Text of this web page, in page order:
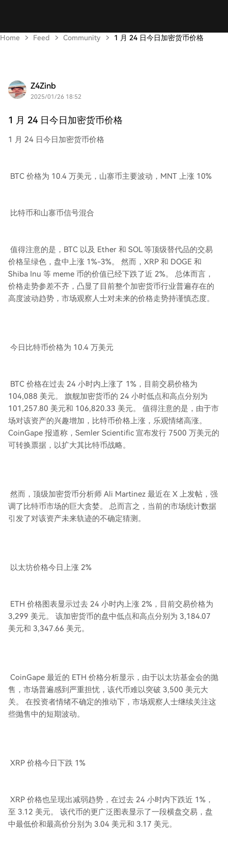
Home Feed Community 1 月 24 日今日加密货币价格
Z4Zinb
2025/01/26 18:52
1 月 24 日今日加密货币价格
1 月 24 日今日加密货币价格
BTC 价格为 10.4 万美元，山寨币主要波动，MNT 上涨 10%
比特币和山寨币信号混合
值得注意的是，BTC 以及 Ether 和 SOL 等顶级替代品的交易
价格呈绿色，盘中上涨 1%-3%。 然而，XRP 和 DOGE 和
Shiba Inu 等 meme 币的价值已经下跌了近 2%。 总体而言，
价格走势参差不齐，凸显了目前整个加密货币行业普遍存在的
高度波动趋势，市场观察人士对未来的价格走势持谨慎态度。
今日比特币价格为 10.4 万美元
BTC 价格在过去 24 小时内上涨了 1%，目前交易价格为
104,088 美元。 旗舰加密货币的 24 小时低点和高点分别为
101,257.80 美元和 106,820.33 美元。 值得注意的是，由于市
场对该资产的兴趣增加，比特币价格上涨，乐观情绪高涨。
CoinGape 报道称，Semler Scientific 宣布发行 7500 万美元的
可转换票据，以扩大其比特币战略。
然而，顶级加密货币分析师 Ali Martinez 最近在 X 上发帖，强
调了比特币市场的巨大贪婪。 总而言之，当前的市场统计数据
引发了对该资产未来轨迹的不确定猜测。
以太坊价格今日上涨 2%
ETH 价格图表显示过去 24 小时内上涨 2%，目前交易价格为
3,299 美元。 该加密货币的盘中低点和高点分别为 3,184.07
美元和 3,347.66 美元。
CoinGape 最近的 ETH 价格分析显示，由于以太坊基金会的抛
售，市场普遍感到严重担忧，该代币难以突破 3,500 美元大
关。 在投资者情绪不确定的推动下，市场观察人士继续关注这
些抛售中的短期波动。
XRP 价格今日下跌 1%
XRP 价格也呈现出减弱趋势，在过去 24 小时内下跌近 1%，
至 3.12 美元。 该代币的更广泛图表显示了一段横盘交易，盘
中最低价和最高价分别为 3.04 美元和 3.17 美元。